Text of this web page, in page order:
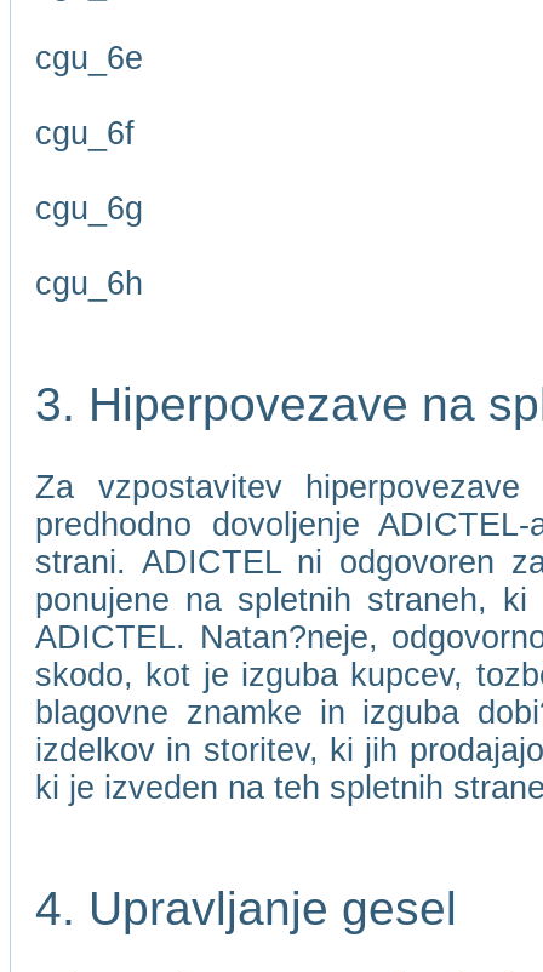
cgu_6e
cgu_6f
cgu_6g
cgu_6h
3. Hiperpovezave na
Za vzpostavitev
predhodno dovoljenje
strani. ADICTEL ni odgovoren
ponujene na spletnih straneh,
ADICTEL. Natan?neje,
skodo, kot je izguba kupcev,
blagovne znamke in izguba
izdelkov in storitev, ki jih
ki je izveden na teh spletnih
4. Upravljanje gesel